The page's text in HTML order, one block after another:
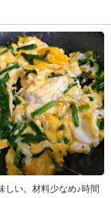
しい。材料少なめ♪時間